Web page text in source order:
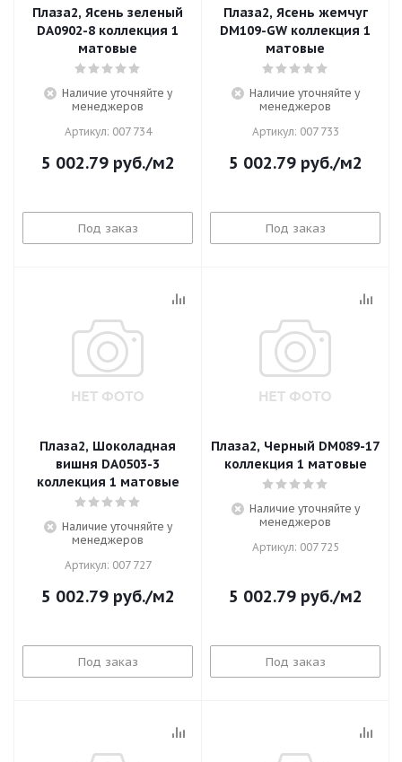
Плаза2, Ясень зеленый
DA0902-8 коллекция 1
матовые
Наличие уточняйте у
менеджеров
Артикул: 007 734
5 002.79руб./м2
Под заказ
Плаза2, Ясень жемчуг
DM109-GW коллекция 1
матовые
Наличие уточняйте у
менеджеров
Артикул: 007 733
5 002.79руб./м2
Под заказ
Плаза2, Шоколадная
вишня DA0503-3
коллекция 1 матовые
Наличие уточняйте у
менеджеров
Артикул: 007 727
5 002.79руб./м2
Под заказ
Плаза2, Черный DM089-17
коллекция 1 матовые
Наличие уточняйте у
менеджеров
Артикул: 007 725
5 002.79руб./м2
Под заказ